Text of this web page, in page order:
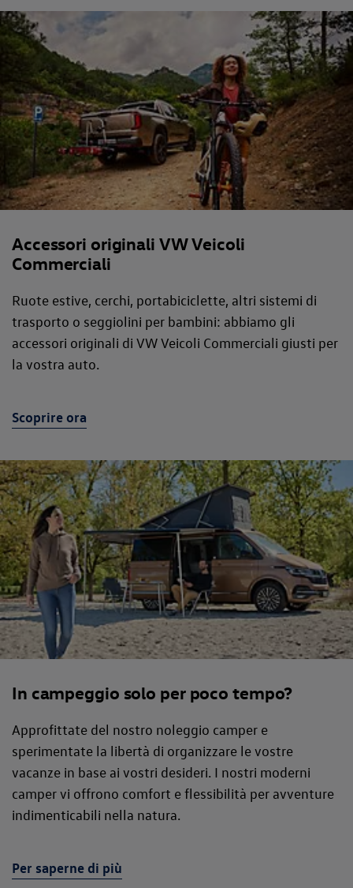
Accessori originali VW Veicoli
Commerciali
Ruote estive, cerchi, portabiciclette, altri sistemi di
trasporto o seggiolini per bambini: abbiamo gli
accessori originali di VW Veicoli Commerciali giusti per
la vostra auto.
Scoprire ora
In campeggio solo per poco tempo?
Approfittate del nostro noleggio camper e
sperimentate la libertà di organizzare le vostre
vacanze in base ai vostri desideri. I nostri moderni
camper vi offrono comfort e flessibilità per avventure
indimenticabili nella natura.
Per saperne di più